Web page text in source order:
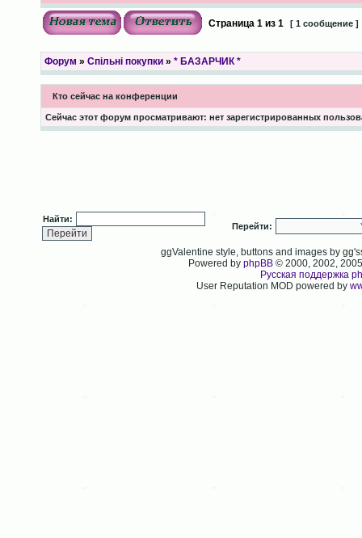
Страница 1из 1 [ 1 сообщение ]
Форум » Спільні покупки» * БАЗАРЧИК *
Кто сейчас на конференции
Сейчас этот форум просматривают: нет зарегистрированных
Найти:
Перейти:
ggValentine style, buttons and images by
Powered byphpBB © 2000, 2002,
Русская поддержка
User Reputation MOD powered by